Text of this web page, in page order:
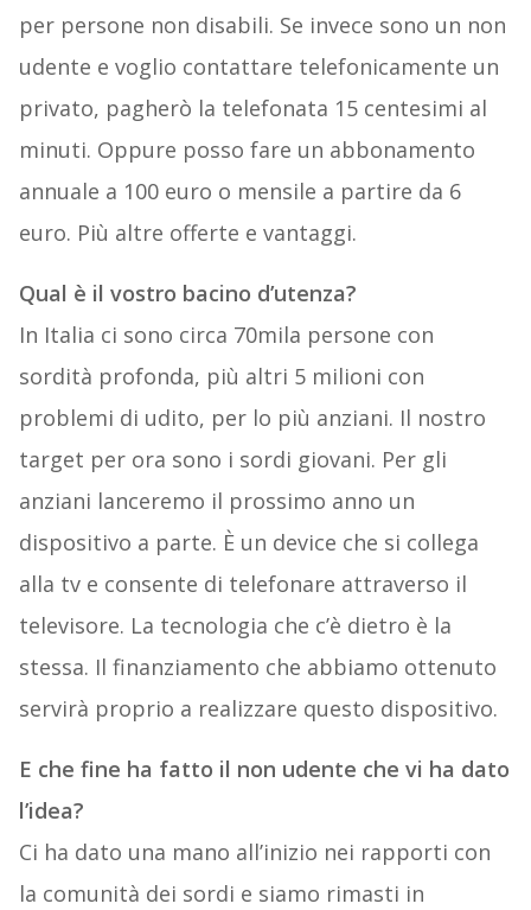
per persone non disabili. Se invece sono un non
udente e voglio contattare telefonicamente un
privato, pagherò la telefonata 15 centesimi al
minuti. Oppure posso fare un abbonamento
annuale a 100 euro o mensile a partire da 6
euro. Più altre offerte e vantaggi.
Qual è il vostro bacino d’utenza?
In Italia ci sono circa 70mila persone con
sordità profonda, più altri 5 milioni con
problemi di udito, per lo più anziani. Il nostro
target per ora sono i sordi giovani. Per gli
anziani lanceremo il prossimo anno un
dispositivo a parte. È un device che si collega
alla tv e consente di telefonare attraverso il
televisore. La tecnologia che c’è dietro è la
stessa. Il finanziamento che abbiamo ottenuto
servirà proprio a realizzare questo dispositivo.
E che fine ha fatto il non udente che vi ha dato
l’idea?
Ci ha dato una mano all’inizio nei rapporti con
la comunità dei sordi e siamo rimasti in